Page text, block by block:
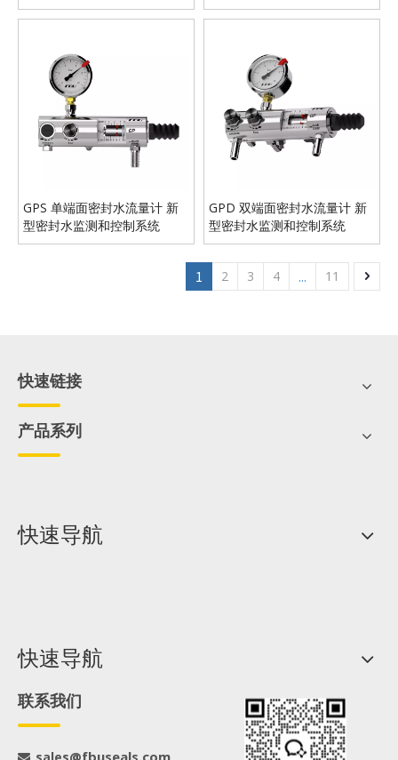
GPS 单端面密封水流量计 新
型密封水监测和控制系统
GPD 双端面密封水流量计 新
型密封水监测和控制系统
1 2 3 4 ... 11
快速链接
产品系列
快速导航
快速导航
联系我们
 @fbuseals.com